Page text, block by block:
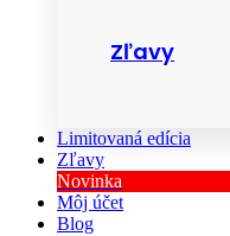
Zľavy
Limitovaná edícia
Zľavy
Novinka
Môj účet
Blog